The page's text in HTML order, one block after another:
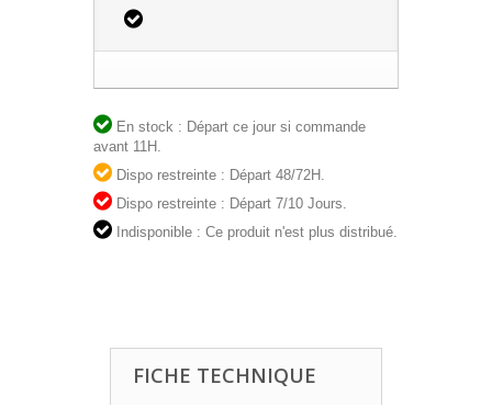
En stock : Départ ce jour si commande
avant 11H.
Dispo restreinte : Départ 48/72H.
Dispo restreinte : Départ 7/10 Jours.
Indisponible : Ce produit n'est plus distribué.
FICHE TECHNIQUE